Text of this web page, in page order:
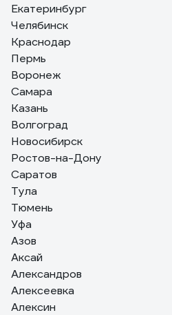
Отзыв о Стабилизатор
SmartWatt AVR SERVO
Сергей
Как владелец частного дома
напряжения (иногда падает до
надежное решение.
Екатеринбург
Челябинск
Краснодар
Пермь
Воронеж
Самара
Казань
Волгоград
Новосибирск
Ростов-на-Дону
Саратов
Тула
Тюмень
Уфа
Азов
Аксай
Александров
Алексеевка
Алексин